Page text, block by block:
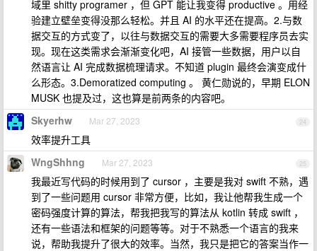
域里 shitty programer ，但 GPT 能让我变得 productive 。用经
验建立壁垒变得没那么轻松。并且 AI 的水平还在提高。2.与数
据交互的方式变了，以往与数据交互的需要大多需要程序员去实
现。现在这类需求会渐渐变化吧，AI 接管一些数据，用户以自
然语言让 AI 完成数据梳理请求。不知道 plugin 最终会演变成什
么形态。3.Demoratized computing 。 黄仁勋说的，早期 ELON
MUSK 也提及过，这也算是前两条的内容吧。
24
Skyerhw Mar 27, 2023
效率提升工具
25
WngShhng Mar 27, 2023
我最近写代码的时候用到了 cursor ，主要是我对 swift 不熟，遇
到了一些问题用 cursor 非常方便，比如，我让他帮我生成一个
密码强度计算的算法，帮我把我写的算法从 kotlin 转成 swift ，
还有一些语法和框架的问题等等。对于不熟悉一个语言的我来
说，帮助我提升了很大的效率。当然，我只是把它的答案当作一